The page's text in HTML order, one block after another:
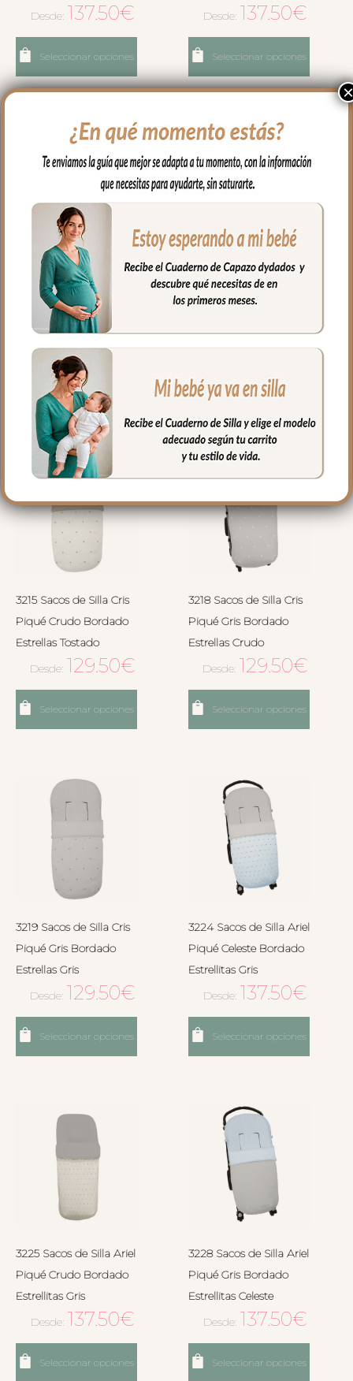
Desde: 137.50€
Seleccionar opciones
Desde: 137.50€
Seleccionar opciones
3241 Sacos de Silla Denís
Piqué Gris Bordado
Topitos Gris
137.50€
Seleccionar opciones
3214 Sacos de Silla Cris
Piqué Crudo Bordado
129.50€
Seleccionar opciones
3215 Sacos de Silla Cris
Piqué Crudo Bordado
Estrellas Tostado
Desde: 129.50€
Seleccionar opciones
3218 Sacos de Silla Cris
Piqué Gris Bordado
Estrellas Crudo
Desde: 129.50€
Seleccionar opciones
3219 Sacos de Silla Cris
Piqué Gris Bordado
Estrellas Gris
Desde: 129.50€
Seleccionar opciones
3224 Sacos de Silla Ariel
Piqué Celeste Bordado
Estrellitas Gris
Desde: 137.50€
Seleccionar opciones
3225 Sacos de Silla Ariel
Piqué Crudo Bordado
Estrellitas Gris
Desde: 137.50€
Seleccionar opciones
3228 Sacos de Silla Ariel
Piqué Gris Bordado
Estrellitas Celeste
Desde: 137.50€
Seleccionar opciones
×